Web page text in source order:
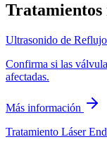
Tratamientos
Ultrasonido de
Confirma si las
afectadas.
Más información
Tratamiento Láser